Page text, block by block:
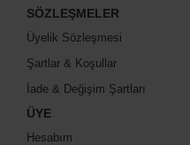
SÖZLEŞMELER
Üyelik Sözleşmesi
Şartlar & Koşullar
İade & Değişim Şartları
ÜYE
Hesabım